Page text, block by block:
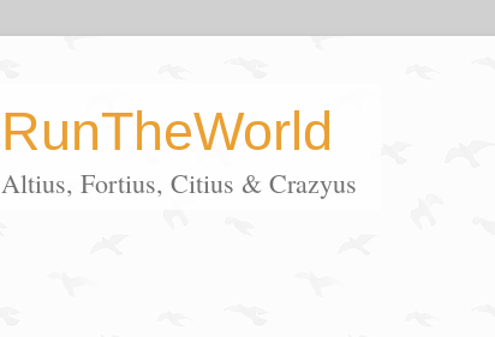
RunTheWorld
Altius, Fortius, Citius & Crazyus